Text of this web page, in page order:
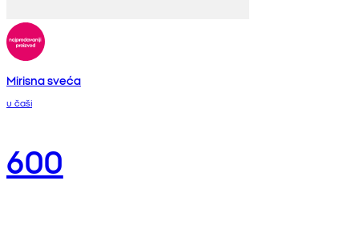
Mirisna sveća
u čaši
600